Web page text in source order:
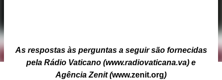
As respostas às perguntas a seguir são fornecidas
pela Rádio Vaticano (www.radiovaticana.va) e
Agência Zenit (www.zenit.org)